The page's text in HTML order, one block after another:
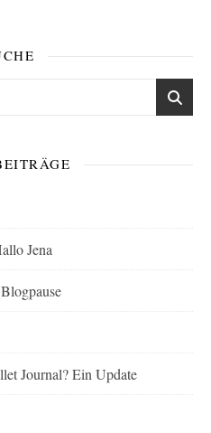
Jena
Journal? Ein Update